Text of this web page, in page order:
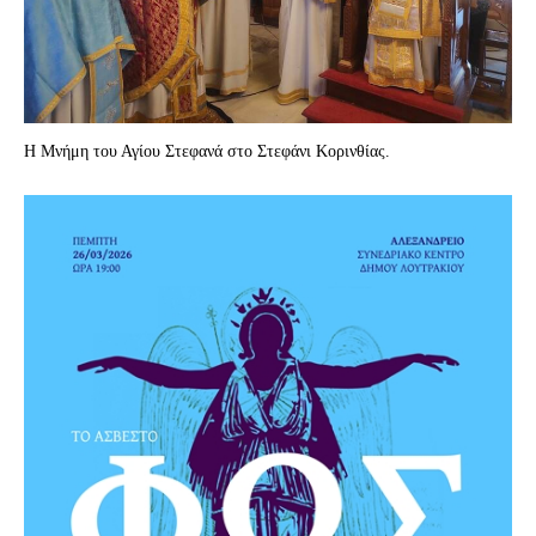
Η Μνήμη του Αγίου Στεφανά στο Στεφάνι Κορινθίας.